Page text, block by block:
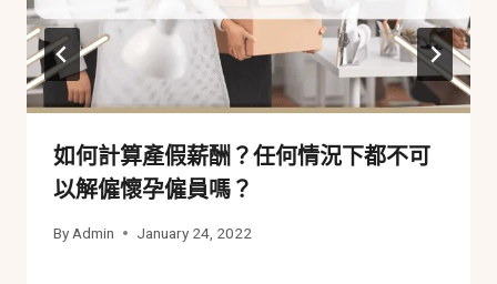
如何計算產假薪酬？任何情況下都不可
以解僱懷孕僱員嗎？
By Admin January 24, 2022